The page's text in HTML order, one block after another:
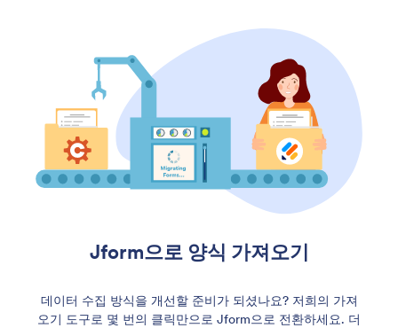
Jform으로 양식 가져오기
데이터 수집 방식을 개선할 준비가 되셨나요? 저희의 가져
오기 도구로 몇 번의 클릭만으로 Jform으로 전환하세요. 더